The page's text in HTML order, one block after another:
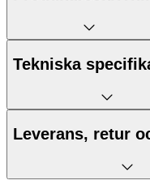
5 fördelar
1. AI som
2. Privacy
Tekniska
Leverans, retur